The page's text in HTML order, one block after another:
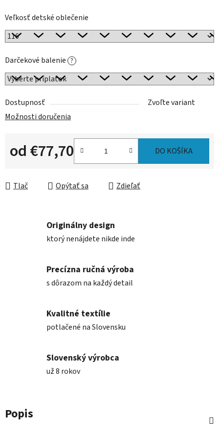
Veľkosť detské oblečenie
Darčekové balenie ?
Dostupnosť
Zvoľte variant
Možnosti doručenia
od€77,70 DO KOŠÍKA
Tlač Opýtať sa Zdieľať
Originálny design
ktorý nenájdete nikde inde
Precízna ručná výroba
s dôrazom na každý detail
Kvalitné textílie
potlačené na Slovensku
Slovenský výrobca
už 8 rokov
Popis